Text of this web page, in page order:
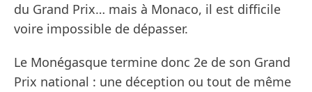
du Grand Prix… mais à Monaco, il est difficile
voire impossible de dépasser.
Le Monégasque termine donc 2e de son Grand
Prix national : une déception ou tout de même